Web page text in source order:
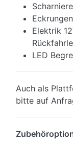
Elektrik
LED
Auch als
bitte auf